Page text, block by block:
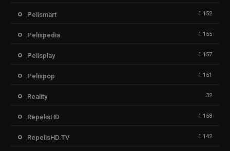
Pelismart 1.152
Pelispedia 1.155
Pelisplay 1.157
Pelispop 1.151
Reality 32
RepelisHD 1.158
RepelisHD.TV 1.142